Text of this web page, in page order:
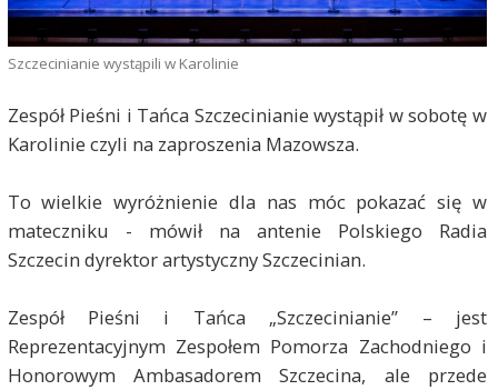
Szczecinianie wystąpili w Karolinie
Zespół Pieśni i Tańca Szczecinianie wystąpił w sobotę w
Karolinie czyli na zaproszenia Mazowsza.
To wielkie wyróżnienie dla nas móc pokazać się w
mateczniku - mówił na antenie Polskiego Radia
Szczecin dyrektor artystyczny Szczecinian.
Zespół Pieśni i Tańca „Szczecinianie” – jest
Reprezentacyjnym Zespołem Pomorza Zachodniego i
Honorowym Ambasadorem Szczecina, ale przede